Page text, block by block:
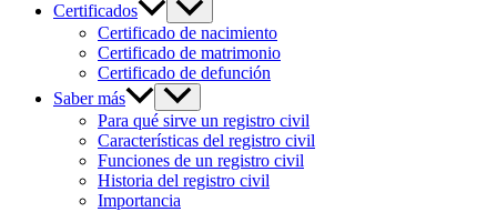
Certificados
Certificado de nacimiento
Certificado de matrimonio
Certificado de defunción
Saber más
Para qué sirve un registro civil
Características del registro civil
Funciones de un registro civil
Historia del registro civil
Importancia